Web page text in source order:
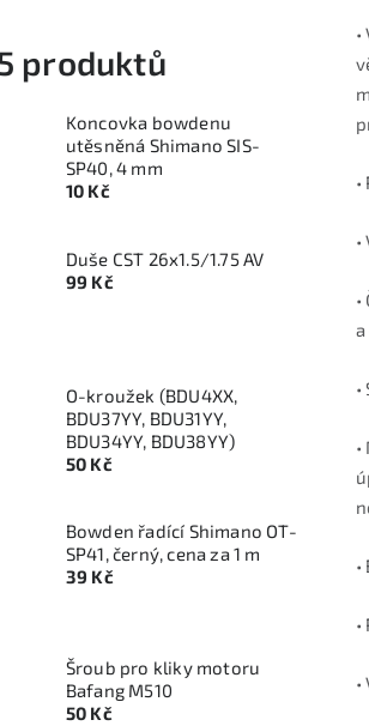
produktů
Koncovka bowdenu
utěsněná Shimano SIS-
SP40, 4 mm
10 Kč
Duše CST 26x1.5/1.75 AV
99 Kč
O-kroužek (BDU4XX,
BDU37YY, BDU31YY,
BDU34YY, BDU38YY)
50 Kč
Bowden řadící Shimano OT-
SP41, černý, cena za 1 m
39 Kč
Šroub pro kliky motoru
Bafang M510
50 Kč